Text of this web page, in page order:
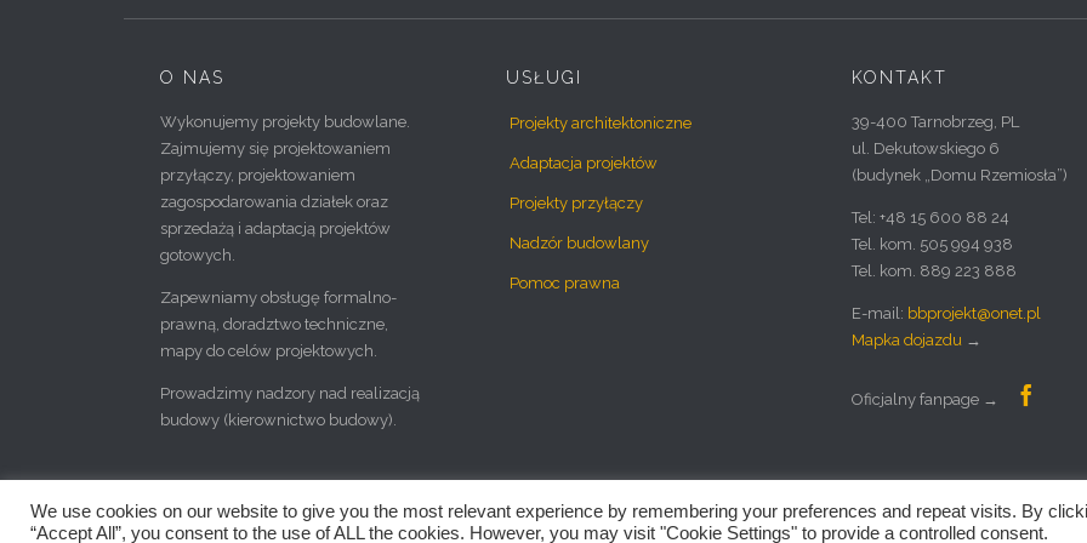
O NAS
Wykonujemy projekty budowlane.
Zajmujemy się projektowaniem
przyłączy, projektowaniem
zagospodarowania działek oraz
sprzedażą i adaptacją projektów
gotowych.
Zapewniamy obsługę formalno-
prawną, doradztwo techniczne,
mapy do celów projektowych.
Prowadzimy nadzory nad realizacją
budowy (kierownictwo budowy).
USŁUGI
Projekty architektoniczne
Adaptacja projektów
Projekty przyłączy
Nadzór budowlany
Pomoc prawna
KONTAKT
39-400 Tarnobrzeg, PL
ul. Dekutowskiego 6
(budynek „Domu Rzemiosła”)
Tel: +48 15 600 88 24
Tel. kom. 505 994 938
Tel. kom. 889 223 888
E-mail: bbprojekt@onet.pl
Mapka dojazdu →
Oficjalny fanpage → 
2016-2021 ©BB PROJEKT | Architektoniczne Studio Projektowe. ARCHITEKT | TARNOBRZEG
We use cookies on our website to give you the most relevant experience by remembering your preferences and repeat visits. By
“Accept All”, you consent to the use of ALL the cookies. However, you may visit "Cookie Settings" to provide a controlled consent.